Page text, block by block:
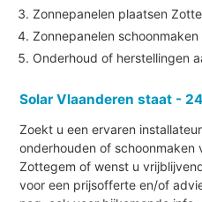
Zonnepanelen plaatsen
Zonnepanelen
Onderhoud of herstellingen
Solar Vlaanderen staat -
Zoekt u een ervaren
onderhouden of schoonmaken
Zottegem of wenst u
voor een prijsofferte en/of